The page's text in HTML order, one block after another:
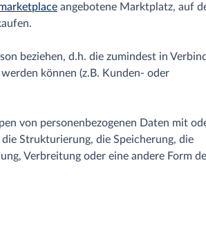
angebotene Marktplatz, auf
beziehen, d.h. die zumindest in
können (z.B. Kunden- oder
von personenbezogenen Daten mit
Strukturierung, die Speicherung, die
Verbreitung oder eine andere Form